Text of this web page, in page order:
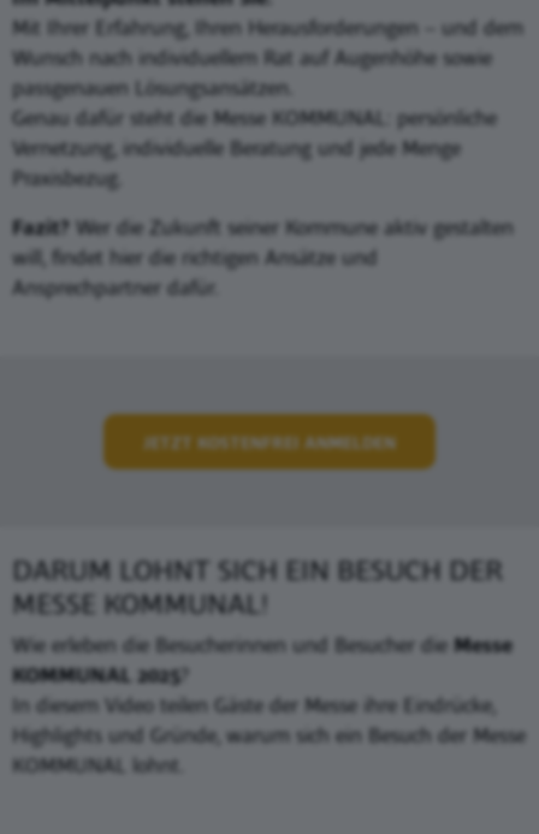
Mit Ihrer Erfahrung, Ihren Herausforderungen – und dem
Wunsch nach individuellem Rat auf Augenhöhe sowie
passgenauen Lösungsansätzen.
Genau dafür steht die Messe KOMMUNAL: persönliche
Vernetzung, individuelle Beratung und jede Menge
Praxisbezug.
Fazit? Wer die Zukunft seiner Kommune aktiv gestalten
will, findet hier die richtigen Ansätze und
Ansprechpartner dafür.
JETZT KOSTENFREI ANMELDEN
DARUM LOHNT SICH EIN BESUCH DER
MESSE KOMMUNAL!
Wie erleben die Besucherinnen und Besucher die Messe
KOMMUNAL 2025?
In diesem Video teilen Gäste der Messe ihre Eindrücke,
Highlights und Gründe, warum sich ein Besuch der Messe
KOMMUNAL lohnt.